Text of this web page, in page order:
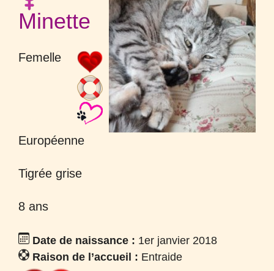
Minette
Femelle
Européenne
Tigrée grise
8 ans
Date de naissance : 1er janvier 2018
Raison de l’accueil : Entraide